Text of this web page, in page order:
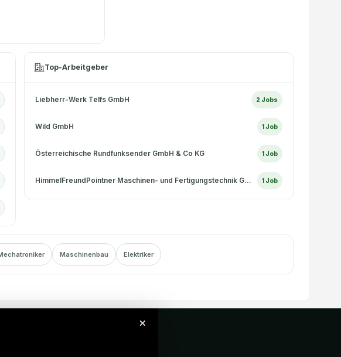
Top-Arbeitgeber
Liebherr-Werk Telfs GmbH 2 Jobs
Wild GmbH 1 Job
Österreichische Rundfunksender GmbH & Co KG 1 Job
HimmelFreundPointner Maschinen- und Fertigungstechnik GmbH 1 Job
Maschinenbau Elektriker
×